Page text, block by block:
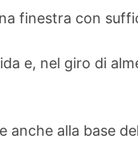
finestra con
e, nel giro di
alla base